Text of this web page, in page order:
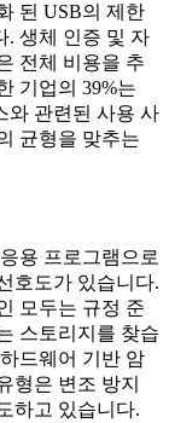
된 USB의 제한
. 생체 인증 및 자
전체 비용을 추
기업의 39%는
와 관련된 사용 사
균형을 맞추는
용 프로그램으로
호도가 있습니다.
모두는 규정 준
스토리지를 찾습
드웨어 기반 암
형은 변조 방지
하고 있습니다.